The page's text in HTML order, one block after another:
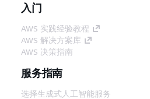
入门
AWS 实践经验教程
AWS 解决方案库
AWS 决策指南
服务指南
选择生成式人工智能服务